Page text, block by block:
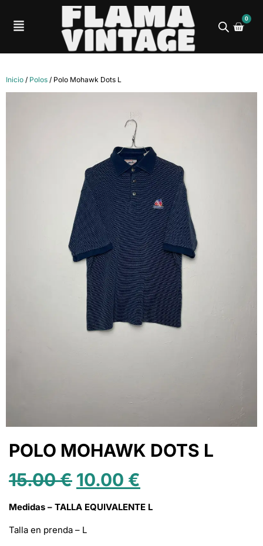
0
Inicio / Polos / Polo Mohawk Dots L
POLO MOHAWK DOTS L
15.00€ 10.00 €
Medidas – TALLA EQUIVALENTE L
Talla en prenda – L